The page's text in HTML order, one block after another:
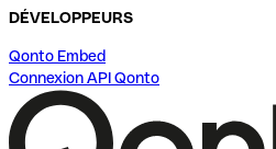
DÉVELOPPEURS
Qonto Embed
Connexion API Qonto